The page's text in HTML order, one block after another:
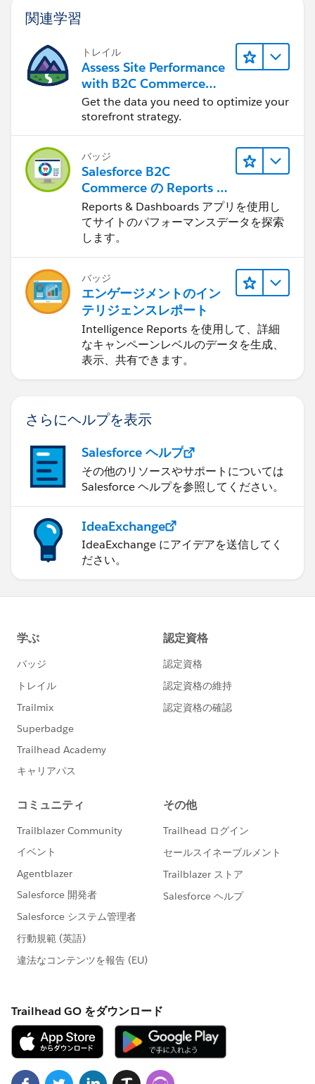
report 1 for A, 1 for B, 1 for C.
関連学習
トレイル
Assess Site Performance
with B2C Commerce
Reports & Dashboards
Get the data you need to optimize your
storefront strategy.
バッジ
Salesforce B2C
Commerce の Reports &
Dashboards
Reports & Dashboards アプリを使用し
てサイトのパフォーマンスデータを探索
します。
バッジ
エンゲージメントのイン
テリジェンスレポート
Intelligence Reports を使用して、詳細
なキャンペーンレベルのデータを生成、
表示、共有できます。
さらにヘルプを表示
Salesforce ヘルプ
その他のリソースやサポートについては
Salesforce ヘルプを参照してください。
IdeaExchange
IdeaExchange にアイデアを送信してく
ださい。